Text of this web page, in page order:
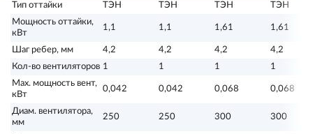
Тип оттайки ТЭН ТЭН ТЭН
ТЭН
Мощность оттайки,
кВт
1,1 1,1 1,61 1,61
Шаг ребер, мм 4,2 4,2 4,2
4,2
Кол-во вентиляторов 1 1 1
1
Max. мощность вент,
кВт
0,042 0,042 0,068 0,068
Диам. вентилятора,
мм
250 250 300 300